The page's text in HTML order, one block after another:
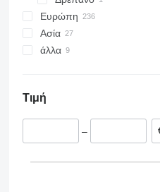
Ευρώπη
Γαλλία
Λιθουανία
Ασία
Ινδονησία
Σαουδική Αραβία
άλλα
Τιμή
–